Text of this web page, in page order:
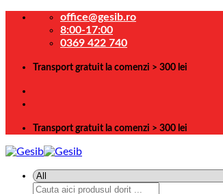
Skip
office@gesib.ro
8:00-17:00
0369 422 740
Transport gratuit la comenzi > 300 lei
Transport gratuit la comenzi > 300 lei
Caută